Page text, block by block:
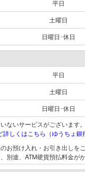
平日
土曜日
日曜日･休日
平日
土曜日
日曜日･休日
ないサービスがございます。
しくはこちら（ゆうちょ銀
お預け入れ・お引き出しを
別途、ATM硬貨預払料金がか